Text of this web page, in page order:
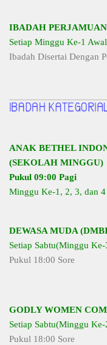
IBADAH
Setiap Minggu Ke-1
Ibadah Disertai Dengan
ANAK BETHEL
(SEKOLAH MINGGU)
Pukul 09:00 Pagi
Minggu Ke-1, 2, 3, dan 4
DEWASA MUDA
Setiap Sabtu(Minggu Ke-
Pukul 18:00 Sore
GODLY WOMEN
Setiap Sabtu(Minggu
Pukul 18:00 Sore